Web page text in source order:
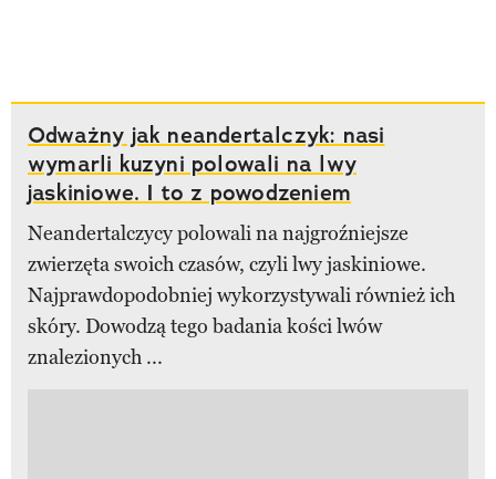
Odważny jak neandertalczyk: nasi
wymarli kuzyni polowali na lwy
jaskiniowe. I to z powodzeniem
Neandertalczycy polowali na najgroźniejsze
zwierzęta swoich czasów, czyli lwy jaskiniowe.
Najprawdopodobniej wykorzystywali również ich
skóry. Dowodzą tego badania kości lwów
znalezionych ...